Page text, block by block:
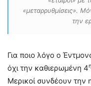
«μεταρρυθμίσεις».
την
Για ποιο λόγο ο
όχι την καθιερωμένη 4η
Μερικοί συνδέουν την